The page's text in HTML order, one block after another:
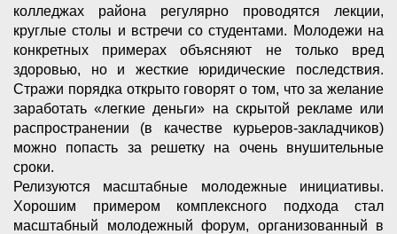
колледжах района регулярно проводятся лекции,
круглые столы и встречи со студентами. Молодежи на
конкретных примерах объясняют не только вред
здоровью, но и жесткие юридические последствия.
Стражи порядка открыто говорят о том, что за желание
заработать «легкие деньги» на скрытой рекламе или
распространении (в качестве курьеров-закладчиков)
можно попасть за решетку на очень внушительные
сроки.
Релизуются масштабные молодежные инициативы.
Хорошим примером комплексного подхода стал
масштабный молодежный форум, организованный в